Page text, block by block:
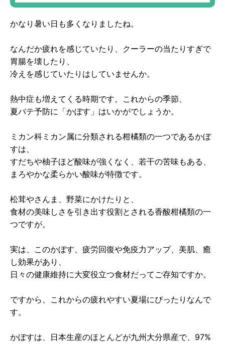
の美味しさが味わえる！
かなり暑い日も多くなりましたね。
なんだか疲れを感じていたり、クーラーの当たりすぎで
胃腸を壊したり、
冷えを感じていたりはしていませんか。
熱中症も増えてくる時期です。これからの季節、
夏バテ予防に「かぼす」はいかがでしょうか。
ミカン科ミカン属に分類される柑橘類の一つであるかぼ
すは、
すだちや柚子ほど酸味が強くなく、若干の苦味もある、
まろやかな柔らかい酸味が特徴です。
松茸やさんま、野菜にかけたりと、
食材の美味しさを引き出す役割とされる香酸柑橘類の一
つですが。
実は、このかぼす、疲労回復や免疫力アップ、美肌、癒
し効果があり、
日々の健康維持に大変役立つ食材だってご存知ですか。
ですから、これからの疲れやすい夏場にぴったりなんで
す。
かぼすは、日本生産のほとんどが九州大分県産で、97%